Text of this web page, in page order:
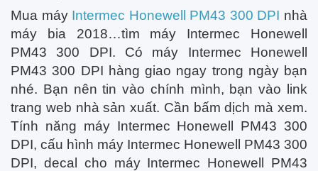
Mua máy Intermec Honewell PM43 300 DPI nhà
máy bia 2018…tìm máy Intermec Honewell
PM43 300 DPI. Có máy Intermec Honewell
PM43 300 DPI hàng giao ngay trong ngày bạn
nhé. Bạn nên tin vào chính mình, bạn vào link
trang web nhà sản xuất. Cần bấm dịch mà xem.
Tính năng máy Intermec Honewell PM43 300
DPI, cấu hình máy Intermec Honewell PM43 300
DPI, decal cho máy Intermec Honewell PM43